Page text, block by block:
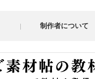
制作者について